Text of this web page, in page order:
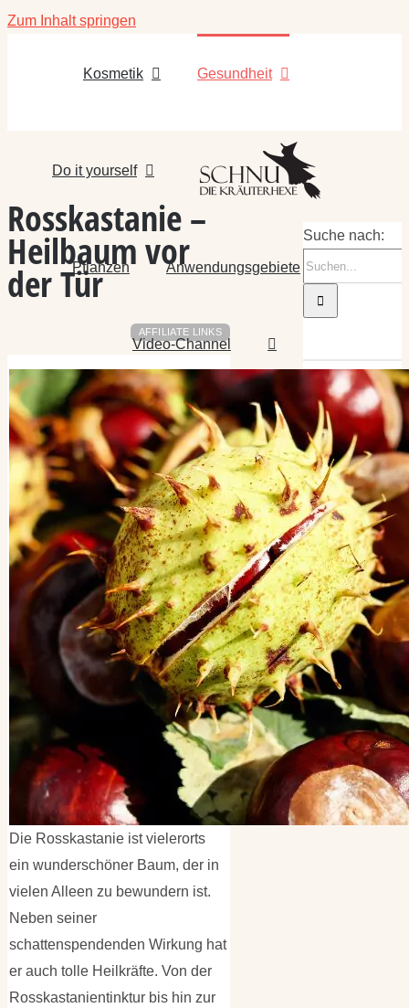
Zum Inhalt springen
Kosmetik Gesundheit
Do it yourself
Pflanzen Anwendungsgebiete
Video-Channel
Rosskastanie –
Heilbaum vor
der Tür
AFFILIATE LINKS
Die Rosskastanie ist vielerorts
ein wunderschöner Baum, der in
vielen Alleen zu bewundern ist.
Neben seiner
schattenspendenden Wirkung hat
er auch tolle Heilkräfte. Von der
Rosskastanientinktur bis hin zur
Suche nach:
Kategorien
Kategorien
Archiv
Archiv